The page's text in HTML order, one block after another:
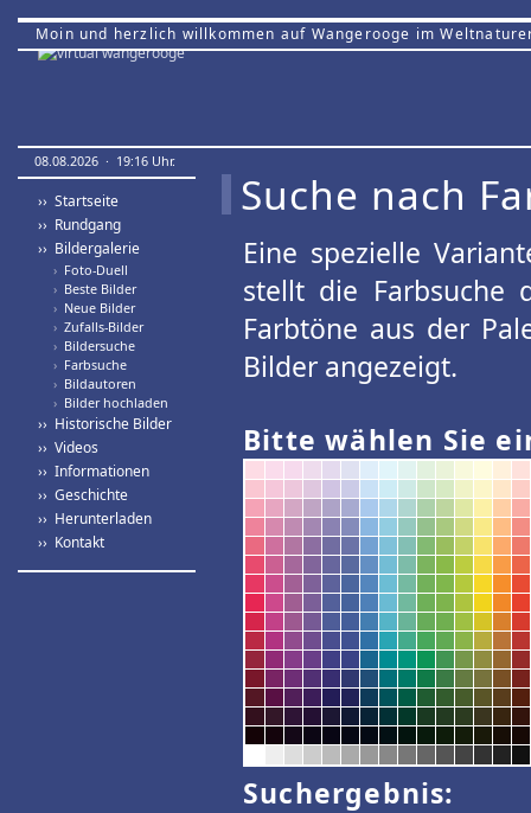
Moin und herzlich willkommen auf Wangerooge im
08.08.2026 · 19:16 Uhr.
›› Startseite
›› Rundgang
›› Bildergalerie
› Foto-Duell
› Beste Bilder
› Neue Bilder
› Zufalls-Bilder
› Bildersuche
› Farbsuche
› Bildautoren
› Bilder hochladen
›› Historische Bilder
›› Videos
›› Informationen
›› Geschichte
›› Herunterladen
›› Kontakt
Suche nach
Eine spezielle
stellt die Farbsuche
Farbtöne aus der
Bilder angezeigt.
Bitte wählen Sie
Suchergebnis: